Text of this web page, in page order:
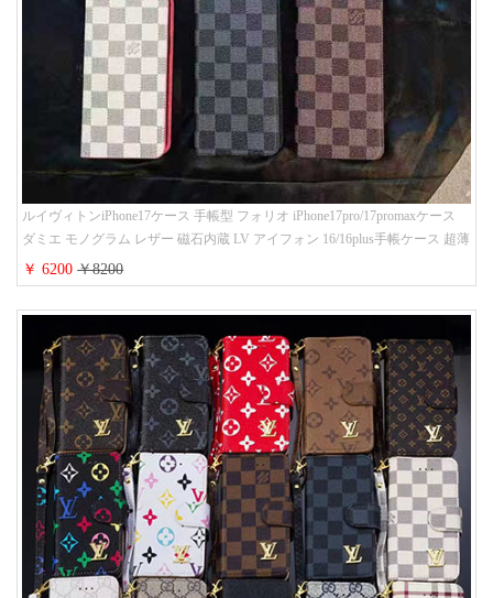
ルイヴィトンiPhone17ケース 手帳型 フォリオ iPhone17pro/17promaxケース
ダミエ モノグラム レザー 磁石内蔵 LV アイフォン 16/16plus手帳ケース 超薄
ビジネス風 メンズ レディース おしゃれ ブランドiphone15/14/13手帳型スマ
ホケース お 揃い
￥ 6200￥8200